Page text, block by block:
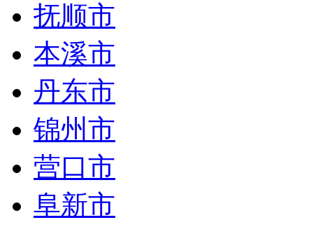
抚顺市
本溪市
丹东市
锦州市
营口市
阜新市